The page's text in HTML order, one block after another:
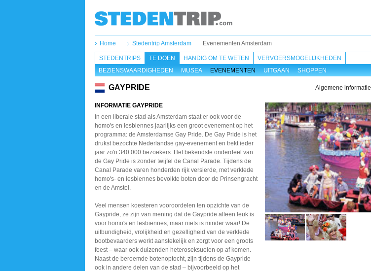
Home Stedentrip Amsterdam Evenementen Amsterdam
STEDENTRIPS
TE DOEN
BEZIENSWAARDIGHEDEN
MUSEA EVENEMENTEN UITGAAN SHOPPEN
HANDIG OM TE WETEN VERVOERSMOGELIJKHEDEN
GAYPRIDE
INFORMATIE GAYPRIDE
In een liberale stad als Amsterdam staat er ook voor de
homo's en lesbiennes jaarlijks een groot evenement op het
programma: de Amsterdamse Gay Pride. De Gay Pride is het
drukst bezochte Nederlandse gay-evenement en trekt ieder
jaar zo'n 340.000 bezoekers. Het bekendste onderdeel van
de Gay Pride is zonder twijfel de Canal Parade. Tijdens de
Canal Parade varen honderden rijk versierde, met verklede
homo's- en lesbiennes bevolkte boten door de Prinsengracht
en de Amstel.
Veel mensen koesteren vooroordelen ten opzichte van de
Gaypride, ze zijn van mening dat de Gaypride alleen leuk is
voor homo's en lesbiennes; maar niets is minder waar! De
uitbundigheid, vrolijkheid en gezelligheid van de verklede
bootbevaarders werkt aanstekelijk en zorgt voor een groots
feest – waar ook duizenden heteroseksuelen op af komen.
Naast de beroemde botenoptocht, zijn tijdens de Gaypride
ook in andere delen van de stad – bijvoorbeeld op het
Algemene informatie